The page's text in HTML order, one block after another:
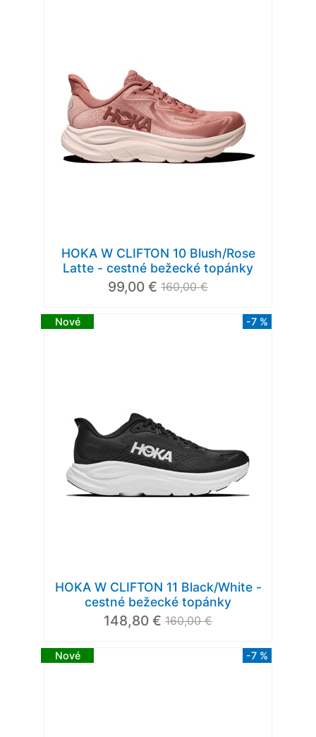
HOKA W CLIFTON 10 Blush/Rose
Latte - cestné bežecké topánky
99,00 € 160,00 €
Nové -7 %
HOKA W CLIFTON 11 Black/White -
cestné bežecké topánky
148,80 € 160,00 €
Nové -7 %